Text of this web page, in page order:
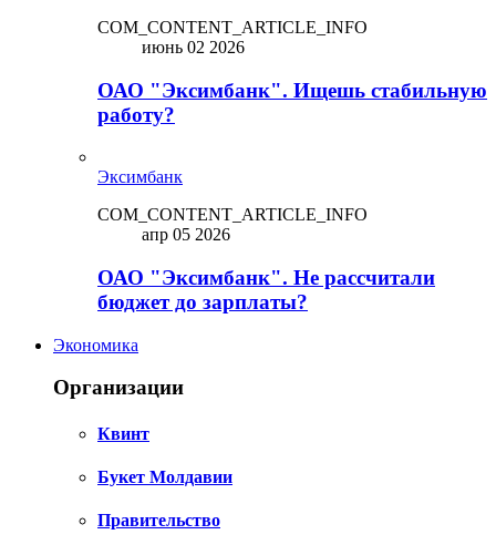
COM_CONTENT_ARTICLE_INFO
июнь 02 2026
ОАО "Эксимбанк". Ищешь стабильную
работу?
Эксимбанк
COM_CONTENT_ARTICLE_INFO
апр 05 2026
ОАО "Эксимбанк". Не рассчитали
бюджет до зарплаты?
Экономика
Организации
Квинт
Букет Молдавии
Правительство